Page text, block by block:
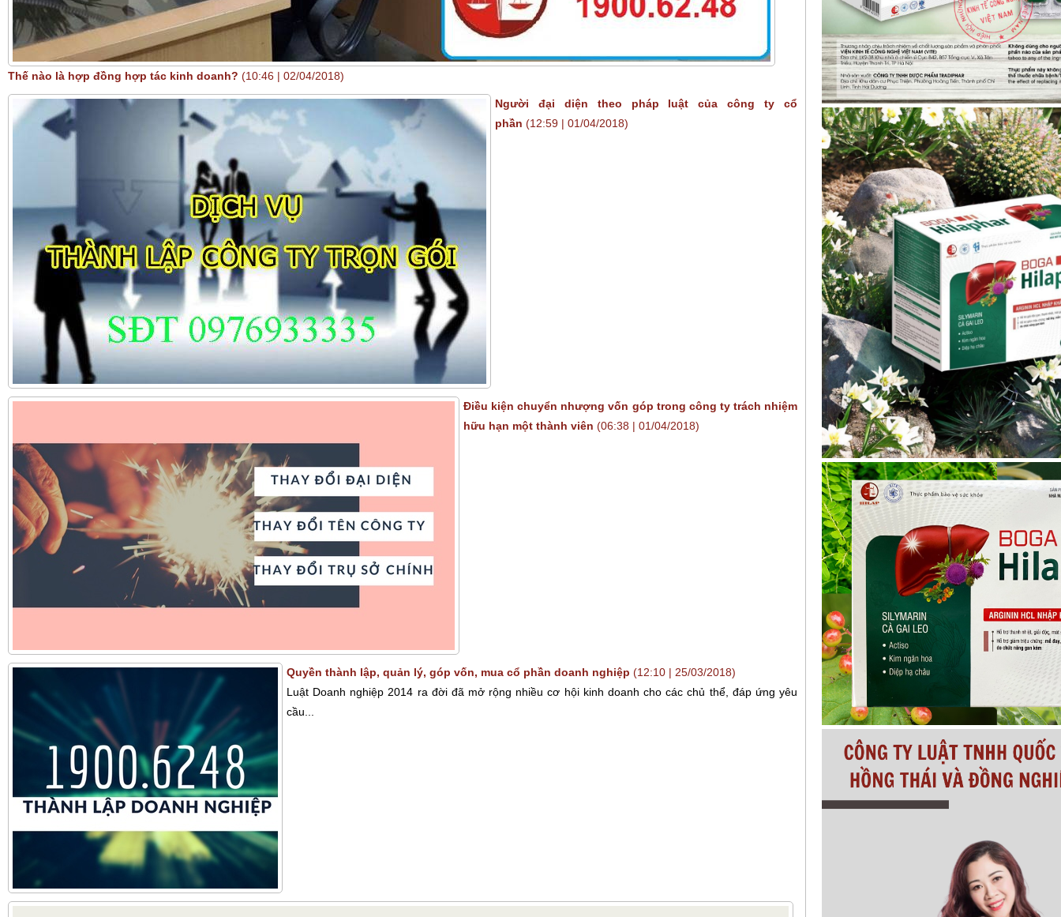
Thế nào là hợp đồng hợp tác kinh doanh? (10:46 | 02/04/2018)
Người đại diện theo pháp luật của công ty cổ
phần (12:59 | 01/04/2018)
Điều kiện chuyển nhượng vốn góp trong công ty trách nhiệm
hữu hạn một thành viên (06:38 | 01/04/2018)
Quyền thành lập, quản lý, góp vốn, mua cổ phần doanh nghiệp (12:10 | 25/03/2018)
Luật Doanh nghiệp 2014 ra đời đã mở rộng nhiều cơ hội kinh doanh cho các chủ thể, đáp ứng yêu
cầu...